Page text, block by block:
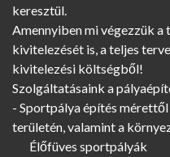
keresztül.
Amennyiben mi végezzük
kivitelezését is, a teljes
kivitelezési költségből!
Szolgáltatásaink a
- Sportpálya építés
területén, valamint a
Élőfüves sportpályák